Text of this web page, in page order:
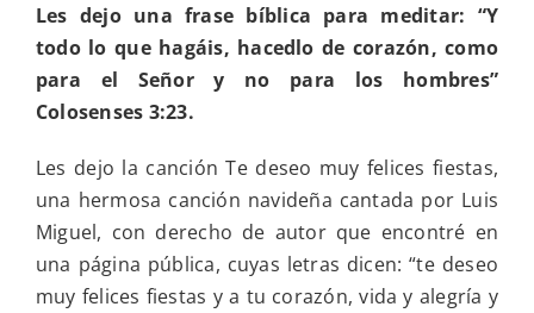
Les dejo una frase bíblica para meditar: “Y
todo lo que hagáis, hacedlo de corazón, como
para el Señor y no para los hombres”
Colosenses 3:23.
Les dejo la canción Te deseo muy felices fiestas,
una hermosa canción navideña cantada por Luis
Miguel, con derecho de autor que encontré en
una página pública, cuyas letras dicen: “te deseo
muy felices fiestas y a tu corazón, vida y alegría y